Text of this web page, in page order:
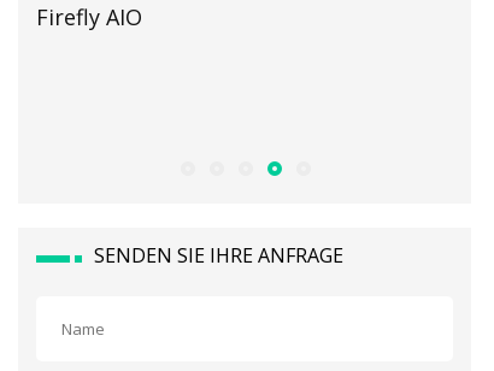
Sparen Sie bis zum 13. August über 800
SENDEN SIE IHRE ANFRAGE